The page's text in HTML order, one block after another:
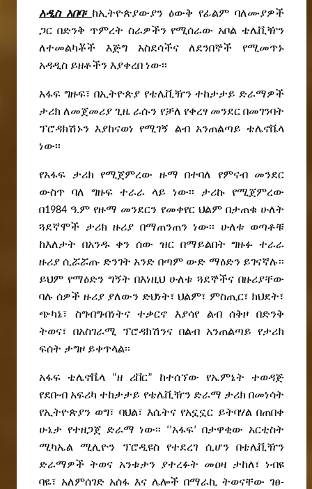
አዲስ አበባ፡ ከኢትዮጵያውያን ዕውቅ የፊልም ባለሙያዎች
ጋር በድንቅ ጥምረት ስራዎችን የሚሰራው አቦል ቴሌቪዥን
ለተመልካቾች እጅግ አስደሳችና ለደንበኞች የሚመጥኑ
አዳዲስ ይዘቶችን እያቀረበ ነው፡፡
አፋፍ ግዙፍ፣ በኢትዮጵያ የቴሌቪዥን ተከታታይ ድራማዎች
ታሪክ ለመጀመሪያ ጊዜ ራሱን የቻለ የቀረፃ መንደር በመገንባት
ፕሮዳክሽኑን እያከናወነ የሚገኝ ልብ አንጠልጣይ ቴሌኖቬላ
ነው፡፡
የአፋፍ ታሪክ የሚጀምረው ዙማ በተባለ የምናብ መንደር
ውስጥ ባለ ግዙፍ ተራራ ላይ ነው፡፡ ታሪኩ የሚጀምረው
በ1984 ዓ.ም የዙማ መንደርን የመቀየር ህልም በታጠቁ ሁለት
ጓደኛሞች ታሪክ ዙሪያ በማጠንጠን ነው፡፡ ሁለቱ ወጣቶቹ
ከእለታት በአንዱ ቀን ሰው ዝር በማይልበት ግዙፉ ተራራ
ዙሪያ ሲሯሯጡ ድንገት አንድ በጣም ውድ ማዕድን ይገናኛሉ፡፡
ይህም የማዕድን ግኝት በእነዚህ ሁለቱ ጓደኞችና በዙሪያቸው
ባሉ ሰዎች ዙሪያ ያለውን ድህነት፣ ህልም፣ ምስጢር፣ ክህደት፣
ጭካኔ፣ ስግብግብነትና ተቃርኖ እያሳየ ልብ ሰቅዞ በድንቅ
ትወና፣ በአስገራሚ ፕሮዳክሽንና በልብ አንጠልጣይ የታሪክ
ፍሰት ታግዞ ይቀጥላል፡፡
አፋፍ ቴሌኖቬላ “ዘ ሪቨር” ከተሰኘው የኤምኔት ተወዳጅ
የደቡብ አፍሪካ ተከታታይ የቴሌቪዥን ድራማ ታሪክ በመነሳት
የኢትዮጵያን ወግ፣ ባህል፣ እሴትና የአኗኗር ይትባሃል በጠበቀ
ሁኔታ የተዘጋጀ ድራማ ነው፡፡ ‘’አፋፍ’ በታዋቂው አርቲስት
ሚካኤል ሚሊዮን ፕሮዲዩስ የተደረገ ሲሆን በቴሌቪዥን
ድራማዎች ትወና አንቱታን ያተረፉት መዐዛ ታከለ፣ ነብዩ
ባዬ፣ አለምሰገድ አሰፋ እና ሌሎች በማራኪ ትወናቸው ገፀ-